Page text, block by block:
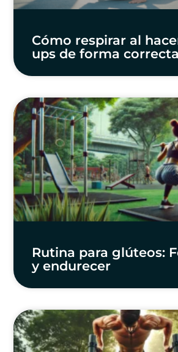
Cómo respirar al
ups de forma correcta
Rutina para glúteos:
y endurecer